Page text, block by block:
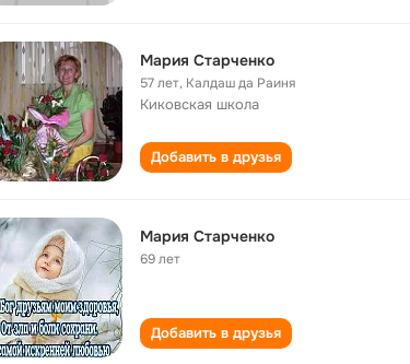
Мария Старченко
57 лет, Калдаш да Раиня
Киковская школа
Добавить в друзья
Мария Старченко
69 лет
Добавить в друзья